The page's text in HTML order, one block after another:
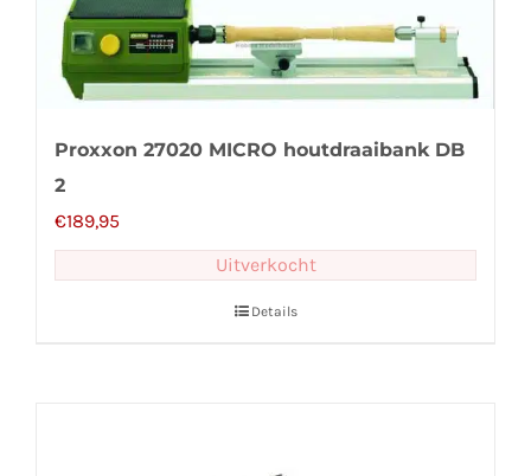
Proxxon 27020 MICRO houtdraaibank DB
2
€189,95
Uitverkocht
Details